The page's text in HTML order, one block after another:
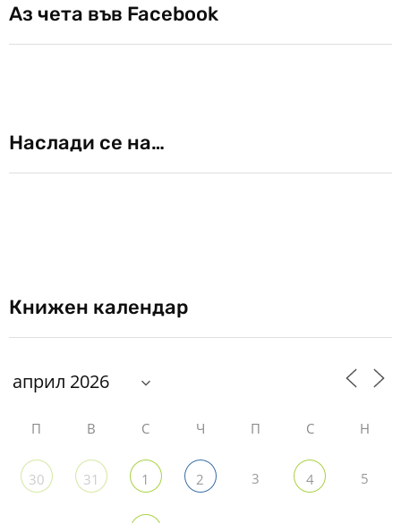
Аз чета във Facebook
Наслади се на…
Книжен календар
П В С Ч П С Н
30 31 1 2 3 4 5